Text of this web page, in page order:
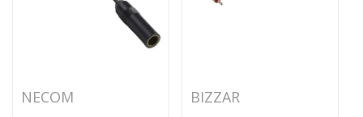
NECOM BIZZAR